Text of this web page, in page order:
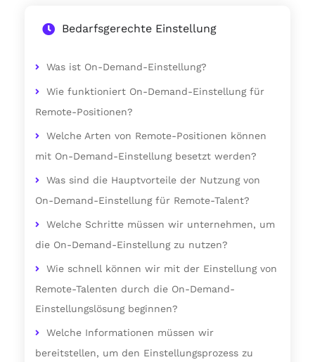
Bedarfsgerechte Einstellung
Was ist On-Demand-Einstellung?
Wie funktioniert On-Demand-Einstellung für
Remote-Positionen?
Welche Arten von Remote-Positionen können
mit On-Demand-Einstellung besetzt werden?
Was sind die Hauptvorteile der Nutzung von
On-Demand-Einstellung für Remote-Talent?
Welche Schritte müssen wir unternehmen, um
die On-Demand-Einstellung zu nutzen?
Wie schnell können wir mit der Einstellung von
Remote-Talenten durch die On-Demand-
Einstellungslösung beginnen?
Welche Informationen müssen wir
bereitstellen, um den Einstellungsprozess zu